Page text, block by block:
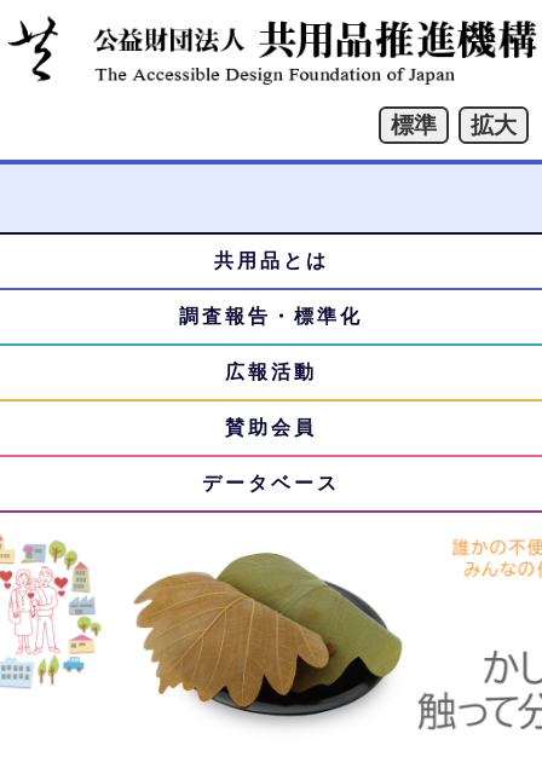
ャ
メ
ニ
ュ
ー
共用品とは
調査報告・標準化
広報活動
賛助会員
データベース